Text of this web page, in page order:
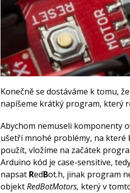
Konečně se dostáváme k tomu,
napíšeme krátký program, který
Abychom nemuseli komponenty
ušetří mnohé problémy, na které
použít, vložíme na začátek
Arduino kód je case-sensitive,
napsat RedBot.h, jinak program
objektRedBotMotors, který v